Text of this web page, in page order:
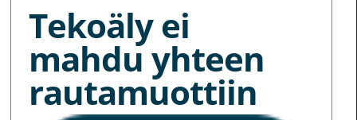
Tekoäly ei
mahdu yhteen
rautamuottiin